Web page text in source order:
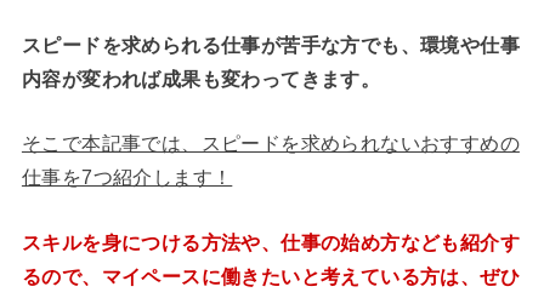
スピードを求められる仕事が苦手な方でも、環境や仕事
内容が変われば成果も変わってきます。
そこで本記事では、スピードを求められないおすすめの
仕事を7つ紹介します！
スキルを身につける方法や、仕事の始め方なども紹介す
るので、マイペースに働きたいと考えている方は、ぜひ